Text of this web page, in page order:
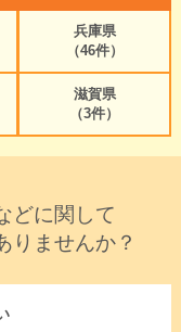
兵庫県
（46件）
滋賀県
（3件）
どに関して
りませんか？